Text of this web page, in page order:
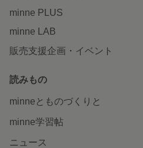
minne PLUS
minne LAB
販売支援企画・イベント
読みもの
minneとものづくりと
minne学習帖
ニュース